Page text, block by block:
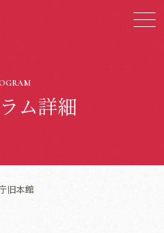
ム詳細
旧本館